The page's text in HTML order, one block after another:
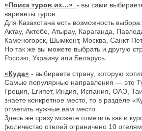
«Поиск туров из…» - вы сами
варианты туров.
Для Казахстана есть возможность
Актау, Актобе, Атырау, Караганда,
Каменогорск, Шымкент, Москва, Санкт-
Но так же вы можете выбрать и другую
Россию, Украину или Беларусь.
«Куда» - выбираете страну, которую
Самые популярные направления — это
Греция, Египет, Индия, Испания, ОАЭ,
знаете конкретное место, то в разделе
отметить нужные вам место.
Здесь же сразу можете отметить как и
(количество отелей ограничено 10